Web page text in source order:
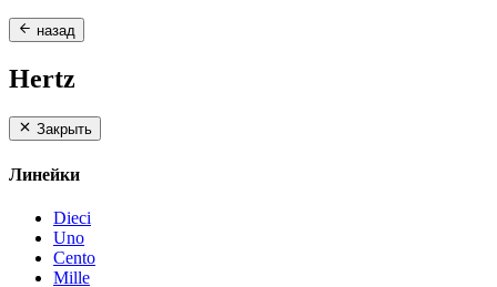
назад
Hertz
Закрыть
Линейки
Dieci
Uno
Cento
Mille